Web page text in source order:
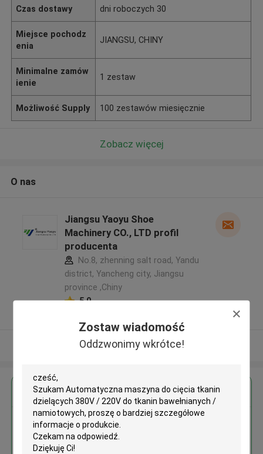
Zostaw wiadomość
Oddzwonimy wkrótce!
Czas dostawy dni roboczych 30
Miejsce pochodz
enia
JIANGSU, CHINY
Minimalne zamów
ienie
1 zestaw
Możliwość Supply 100 zestawów miesięcznie
Zobacz więcej
O nas
Jiangsu Yaoyu Shoe
Machinery CO., LTD profil
producenta
No.8, zhenning salt road, Yandu
district, Yancheng city, Jiangsu
province ,Chiny
5.0
Zobacz więcej
Uzyskaj najlepszą cenę za
Automatyczna maszyna do
cięcia tkanin dzielących 380V /